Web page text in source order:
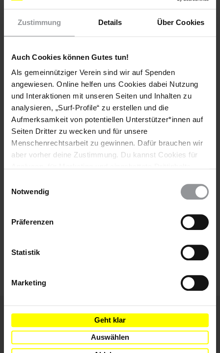
Zustimmung Details Über Cookies
Auch Cookies können Gutes tun!
Als gemeinnütziger Verein sind wir auf Spenden
angewiesen. Online helfen uns Cookies dabei Nutzung
und Interaktionen mit unseren Seiten und Inhalten zu
analysieren, „Surf-Profile“ zu erstellen und die
Aufmerksamkeit von potentiellen Unterstützer*innen auf
Seiten Dritter zu wecken und für unsere
Menschenrechtsarbeit zu gewinnen. Dafür brauchen wir
aber vorher deine Zustimmung. Du kannst Cookies für
wieder ändern. Diesen Banner kannst Du über den Link
Notwendig
Präferenzen
Statistik
Marketing
Geht klar
Auswählen
Bleib informiert
Header
Text
Abonniere den Amnesty-Newsletter und mach dich
für die Menschenrechte stark!
Vorname
E-
Nutzungsbedingungen
gelesen und stimme
Weitere Artikel